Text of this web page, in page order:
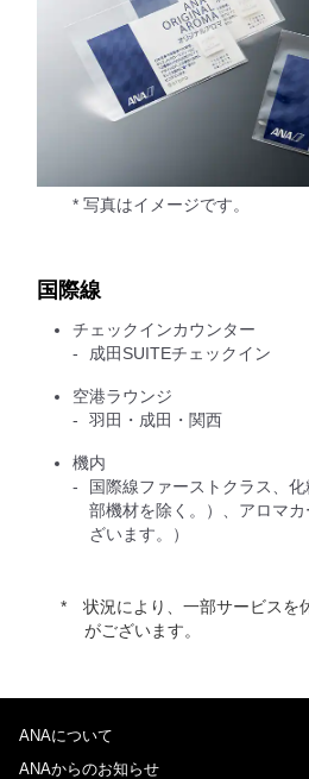
* 写真はイメージです。
国際線
チェックインカウンター
成田SUITEチェックイン
空港ラウンジ
羽田・成田・関西
機内
国際線ファーストクラス、
部機材を除く。）、アロマ
ざいます。）
状況により、一部サービスを
がございます。
ANAについて
ANAからのお知らせ